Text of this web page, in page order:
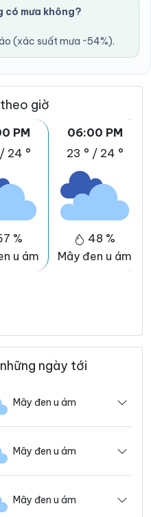
có mưa không?
(xác suất mưa ~54%).
giờ
PM
/ 24 °
%
u ám
06:00 PM
23 ° / 24 °
48 %
Mây đen u ám
ngày tới
Mây đen u ám
Mây đen u ám
Mây đen u ám